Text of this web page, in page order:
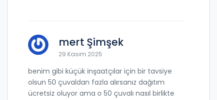
mert Şimşek
29 Kasım 2025
benim gibi küçük inşaatçılar için bir tavsiye
olsun 50 çuvaldan fazla alırsanız dağıtım
ücretsiz oluyor ama o 50 çuvalı nasıl birlikte